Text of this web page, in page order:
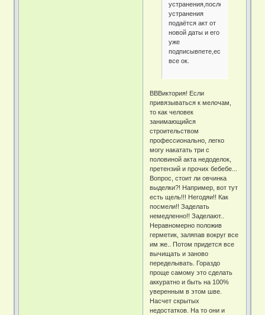
устранения,после
устранения
подаётся акт от
новой даты и его
уже
подписывпете,если
все ок.
ВВВиктория! Если
привязываться к мелочам,
то как человек
занимающийся
строительством
профессионально, легко
могу накатать три с
половиной акта недоделок,
претензий и прочих бебебе...
Вопрос, стоит ли овчинка
выделки?! Например, вот тут
есть щель!!! Негодяи!! Как
посмели!! Заделать
немедленно!! Заделают..
Неравномерно положив
герметик, заляпав вокруг все
им же.. Потом придется все
вычищать и заново
переделывать. Гораздо
проще самому это сделать
аккуратно и быть на 100%
уверенным в этом шве.
Насчет скрытых
недостатков. На то они и